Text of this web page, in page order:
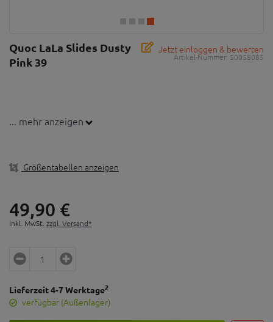
Jetzt einloggen & bewerten
Artikel-Nummer: 50058085
Quoc LaLa Slides Dusty
Pink 39
... mehr anzeigen
Größentabellen anzeigen
49,90 €
inkl. MwSt. zzgl. Versand*
Lieferzeit 4-7 Werktage2
verfügbar (Außenlager)